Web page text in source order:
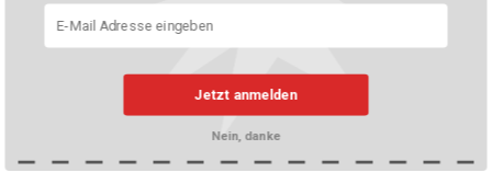
Jetzt anmelden
Nein, danke